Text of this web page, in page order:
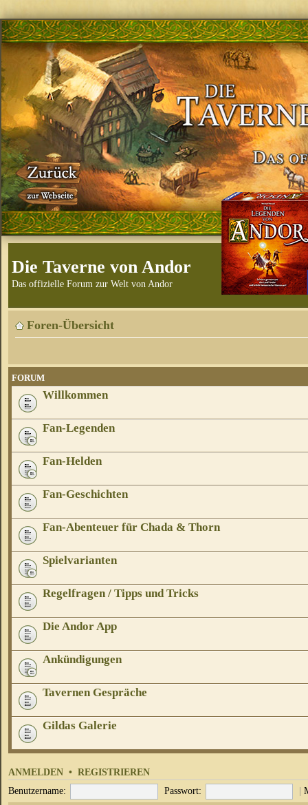
Die Taverne von Andor
Das offizielle Forum zur Welt von Andor
Foren-Übersicht
FORUM
Willkommen
Fan-Legenden
Fan-Helden
Fan-Geschichten
Fan-Abenteuer für Chada & Thorn
Spielvarianten
Regelfragen / Tipps und Tricks
Die Andor App
Ankündigungen
Tavernen Gespräche
Gildas Galerie
ANMELDEN • REGISTRIEREN
Benutzername: Passwort: |